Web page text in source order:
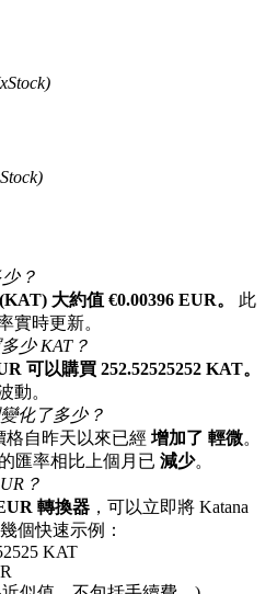
？
大約值 €0.00396 EUR。
此
實時更新。
少 KAT？
可以購買 252.52525252 KAT。
動。
化了多少？
格自昨天以來已經 增加了 輕微。
匯率相比上個月已 減少。
？
轉換器 ，可以立即將 Katana
個快速示例：
KAT